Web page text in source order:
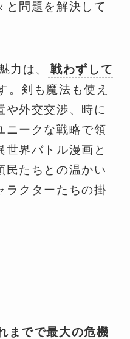
と問題を解決して
力は、
戦わずして
。剣も魔法も使え
や外交交渉、時に
ニークな戦略で領
世界バトル漫画と
民たちとの温かい
ラクターたちの掛
までで最大の危機